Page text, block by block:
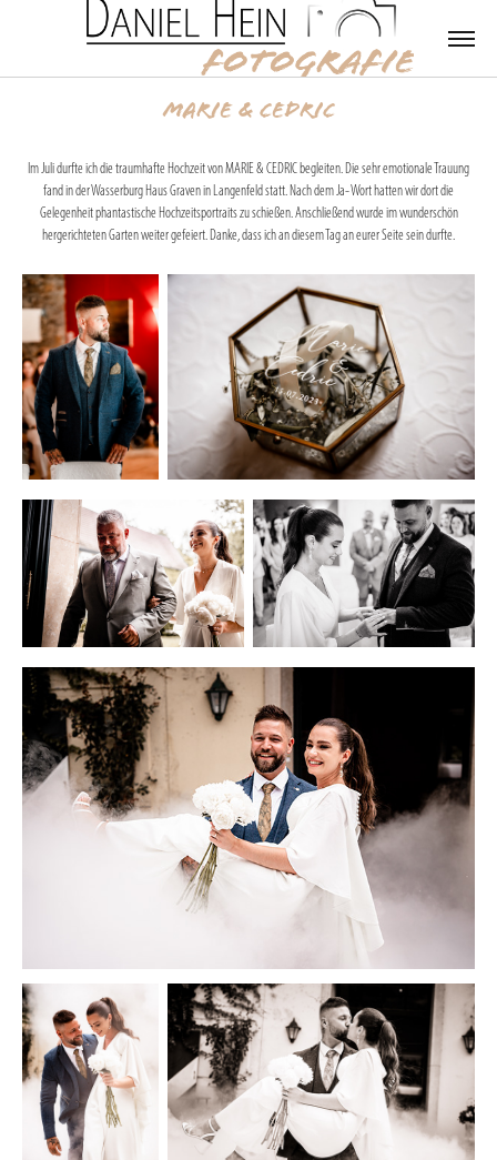
MARIE & CEDRIC
Im Juli durfte ich die traumhafte Hochzeit von MARIE & CEDRIC begleiten. Die sehr emotionale Trauung
fand in der Wasserburg Haus Graven in Langenfeld statt. Nach dem Ja- Wort hatten wir dort die
Gelegenheit phantastische Hochzeitsportraits zu schießen. Anschließend wurde im wunderschön
hergerichteten Garten weiter gefeiert. Danke, dass ich an diesem Tag an eurer Seite sein durfte.